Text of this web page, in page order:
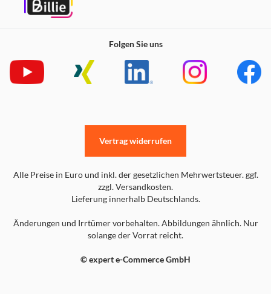
Folgen Sie uns
Alle Preise in Euro und inkl. der gesetzlichen Mehrwertsteuer. ggf.
zzgl. Versandkosten.
Lieferung innerhalb Deutschlands.
Änderungen und Irrtümer vorbehalten. Abbildungen ähnlich. Nur
solange der Vorrat reicht.
© expert e-Commerce GmbH
Vertrag widerrufen